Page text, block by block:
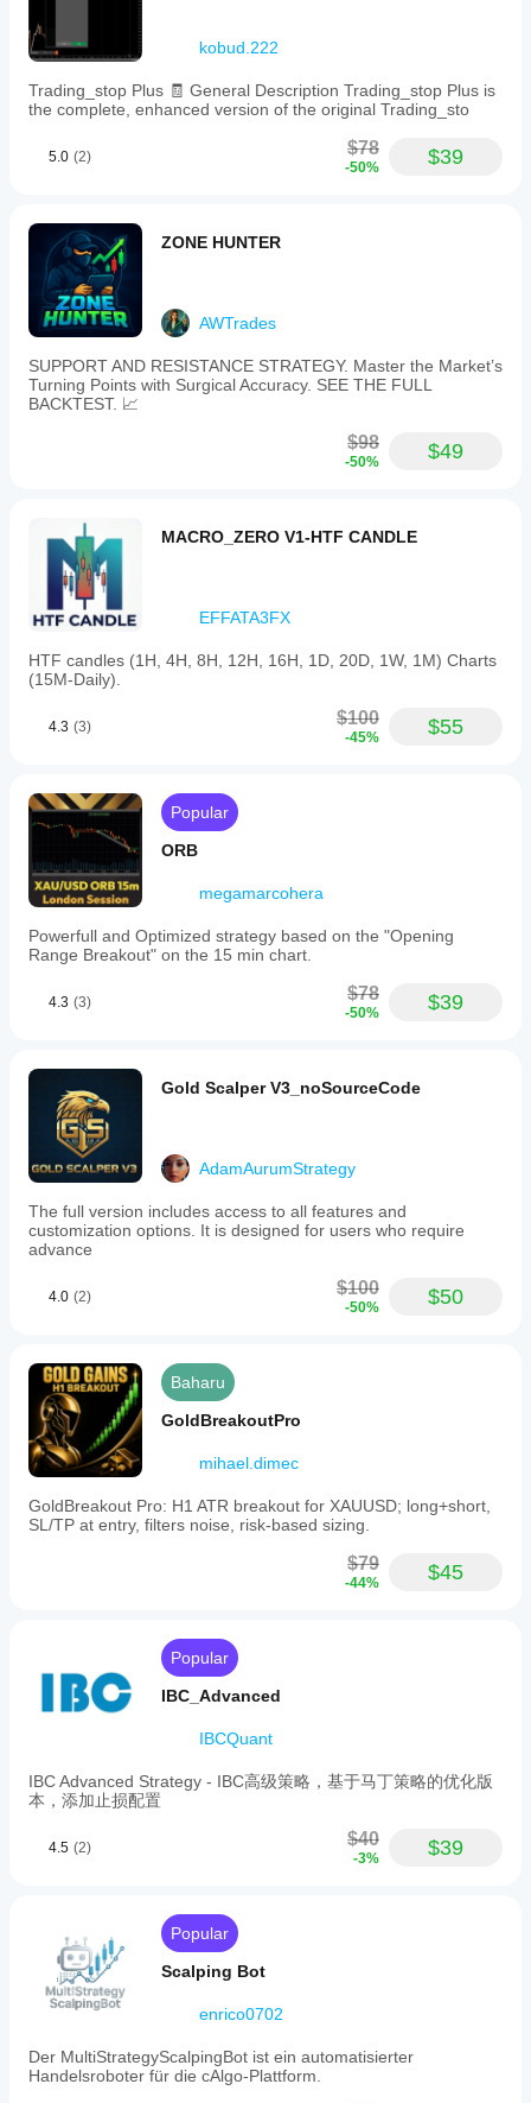
kobud.222
Trading_stop Plus 🧾 General Description Trading_stop Plus is
the complete, enhanced version of the original Trading_sto
5.0 (2) $78
-50% $39
ZONE HUNTER
AWTrades
SUPPORT AND RESISTANCE STRATEGY. Master the Market’s
Turning Points with Surgical Accuracy. SEE THE FULL
BACKTEST. 📈
$98
-50% $49
MACRO_ZERO V1-HTF CANDLE
EFFATA3FX
HTF candles (1H, 4H, 8H, 12H, 16H, 1D, 20D, 1W, 1M) Charts
(15M-Daily).
4.3 (3) $100
-45% $55
Popular
ORB
megamarcohera
Powerfull and Optimized strategy based on the "Opening
Range Breakout" on the 15 min chart.
4.3 (3) $78
-50% $39
Gold Scalper V3_noSourceCode
AdamAurumStrategy
The full version includes access to all features and
customization options. It is designed for users who require
advance
4.0 (2) $100
-50% $50
Baharu
GoldBreakoutPro
mihael.dimec
GoldBreakout Pro: H1 ATR breakout for XAUUSD; long+short,
SL/TP at entry, filters noise, risk-based sizing.
$79
-44% $45
Popular
IBC_Advanced
IBCQuant
IBC Advanced Strategy - IBC高级策略，基于马丁策略的优化版
本，添加止损配置
4.5 (2) $40
-3% $39
Popular
Scalping Bot
enrico0702
Der MultiStrategyScalpingBot ist ein automatisierter
Handelsroboter für die cAlgo-Plattform.